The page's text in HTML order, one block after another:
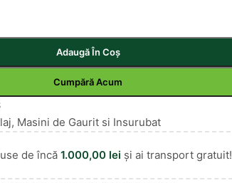
Adaugă În Coș
Cumpără Acum
, Masini de Gaurit si Insurubat
de încă1.000,00 lei și ai transport gratuit!